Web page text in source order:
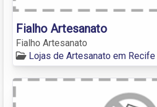
Fialho Artesanato
Fialho Artesanato
Lojas de Artesanato em Recife